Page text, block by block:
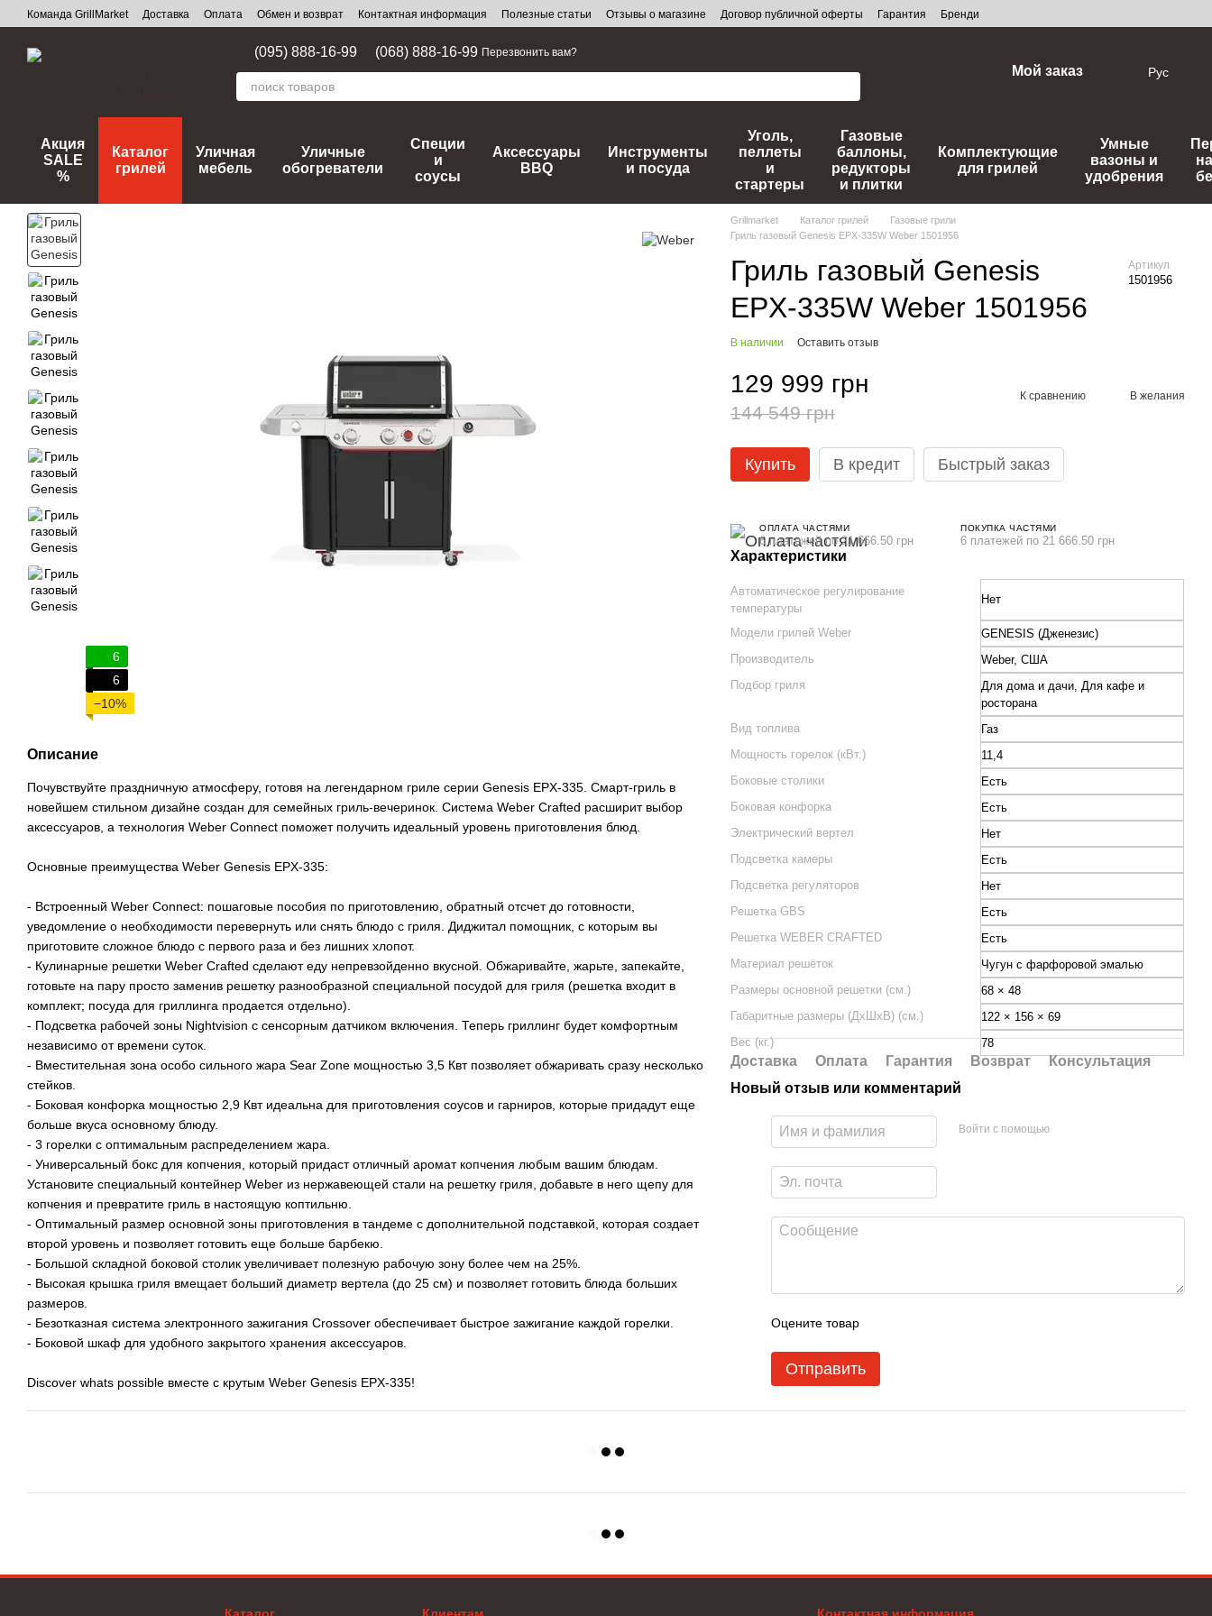
Перейти к основному контенту
Команда GrillMarket Доставка Оплата Обмен и возврат Контактная информация Полезные статьи Отзывы о магазине Договор публичной оферты Гарантия Бренди
(095) 888-16-99 (068) 888-16-99 Перезвонить вам?
Мой заказ Рус
Акция
SALE
%
Каталог
грилей
Уличная
мебель
Уличные
обогреватели
Специи
и
соусы
Аксессуары
BBQ
Инструменты
и посуда
Уголь,
пеллеты
и
стартеры
Газовые
баллоны,
редукторы
и плитки
Комплектующие
для грилей
Умные
вазоны и
удобрения
6
6
−10%
Описание
Почувствуйте праздничную атмосферу, готовя на легендарном гриле серии Genesis EPX-335. Смарт-гриль в
новейшем стильном дизайне создан для семейных гриль-вечеринок. Система Weber Crafted расширит выбор
аксессуаров, а технология Weber Connect поможет получить идеальный уровень приготовления блюд.
Основные преимущества Weber Genesis EPX-335:
- Встроенный Weber Connect: пошаговые пособия по приготовлению, обратный отсчет до готовности,
уведомление о необходимости перевернуть или снять блюдо с гриля. Диджитал помощник, с которым вы
приготовите сложное блюдо с первого раза и без лишних хлопот.
- Кулинарные решетки Weber Crafted сделают еду непревзойденно вкусной. Обжаривайте, жарьте, запекайте,
готовьте на пару просто заменив решетку разнообразной специальной посудой для гриля (решетка входит в
комплект; посуда для гриллинга продается отдельно).
- Подсветка рабочей зоны Nightvision с сенсорным датчиком включения. Теперь гриллинг будет комфортным
независимо от времени суток.
- Вместительная зона особо сильного жара Sear Zone мощностью 3,5 Квт позволяет обжаривать сразу несколько
стейков.
- Боковая конфорка мощностью 2,9 Квт идеальна для приготовления соусов и гарниров, которые придадут еще
больше вкуса основному блюду.
- 3 горелки с оптимальным распределением жара.
- Универсальный бокс для копчения, который придаст отличный аромат копчения любым вашим блюдам.
Установите специальный контейнер Weber из нержавеющей стали на решетку гриля, добавьте в него щепу для
копчения и превратите гриль в настоящую коптильню.
- Оптимальный размер основной зоны приготовления в тандеме с дополнительной подставкой, которая создает
второй уровень и позволяет готовить еще больше барбекю.
- Большой складной боковой столик увеличивает полезную рабочую зону более чем на 25%.
- Высокая крышка гриля вмещает больший диаметр вертела (до 25 см) и позволяет готовить блюда больших
размеров.
- Безотказная система электронного зажигания Crossover обеспечивает быстрое зажигание каждой горелки.
- Боковой шкаф для удобного закрытого хранения аксессуаров.
Discover whats possible вместе с крутым Weber Genesis EPX-335!
Grillmarket Каталог грилей
Газовые грили
Гриль газовый Genesis EPX-335W Weber 1501956
Гриль газовый Genesis
EPX-335W Weber 1501956
Артикул
1501956
В наличии Оставить отзыв
129 999 грн
144 549 грн
К сравнению В желания
Купить В кредит Быстрый заказ
ОПЛАТА ЧАСТЯМИ
6 платежей по 21 666.50 грн
ПОКУПКА ЧАСТЯМИ
6 платежей по 21 666.50 грн
Характеристики
Автоматическое регулирование
температуры
Нет
Модели грилей Weber
GENESIS (Дженезис)
Производитель
Weber, США
Подбор гриля
Для дома и дачи, Для кафе и
росторана
Вид топлива
Газ
Мощность горелок (кВт.)
11,4
Боковые столики
Есть
Боковая конфорка
Есть
Электрический вертел
Нет
Подсветка камеры
Есть
Подсветка регуляторов
Нет
Решетка GBS
Есть
Решетка WEBER CRAFTED
Есть
Материал решёток
Чугун с фарфоровой эмалью
Размеры основной решетки (см.)
68 × 48
Габаритные размеры (ДхШхВ) (см.)
122 × 156 × 69
Вес (кг.)
78
Доставка Оплата Гарантия Возврат
Консультация
Новый отзыв или комментарий
Войти с помощью
Оцените товар
Отправить